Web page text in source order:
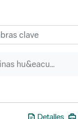
P&aacute;ginas hu&eacute;rfanas
Detalles